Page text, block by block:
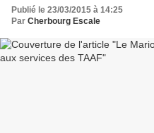
Publié le 23/03/2015 à 14:25
Par Cherbourg Escale